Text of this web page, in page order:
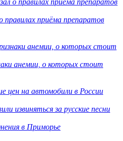
правилах приёма препаратов
анемии, о которых стоит
цен на автомобили в России
извиняться за русские песни
в Приморье